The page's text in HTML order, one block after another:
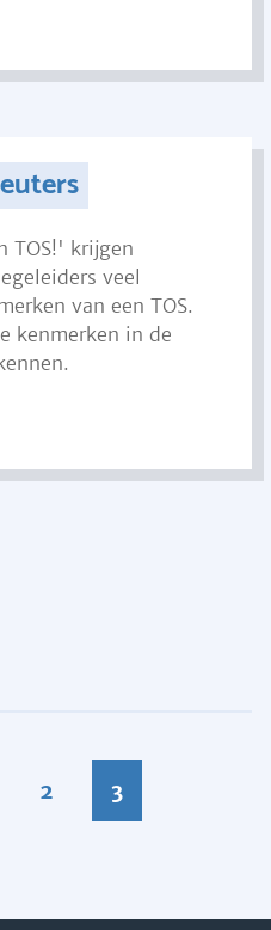
TOS!' krijgen
veel
van een TOS.
kenmerken in de
2 3